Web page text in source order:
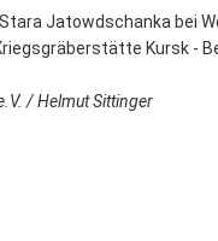
Jatowdschanka bei
Kursk -
/ Helmut Sittinger